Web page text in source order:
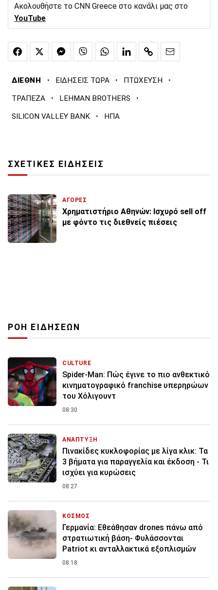
Ακολουθήστε το CNN Greece στο κανάλι μας στο
YouTube
ΔΙΕΘΝΗ · ΕΙΔΗΣΕΙΣ ΤΩΡΑ · ΠΤΩΧΕΥΣΗ ·
ΤΡΑΠΕΖΑ · LEHMAN BROTHERS ·
SILICON VALLEY BANK · ΗΠΑ
ΣΧΕΤΙΚΕΣ ΕΙΔΗΣΕΙΣ
ΑΓΟΡΕΣ
Χρηματιστήριο Αθηνών: Ισχυρό sell off
με φόντο τις διεθνείς πιέσεις
ΡΟΗ ΕΙΔΗΣΕΩΝ
CULTURE
Spider-Man: Πώς έγινε το πιο ανθεκτικό
κινηματογραφικό franchise υπερηρώων
του Χόλιγουντ
08:30
ΑΝΑΠΤΥΞΗ
Πινακίδες κυκλοφορίας με λίγα κλικ: Τα
3 βήματα για παραγγελία και έκδοση - Τι
ισχύει για κυρώσεις
08:27
ΚΟΣΜΟΣ
Γερμανία: Εθεάθησαν drones πάνω από
στρατιωτική βάση- Φυλάσσονται
Patriot κι ανταλλακτικά εξοπλισμών
08:18